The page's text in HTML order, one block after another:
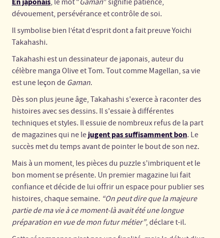
, le mot “Gaman” signifie patience,
dévouement, persévérance et contrôle de soi.
Il symbolise bien l’état d’esprit dont a fait preuve Yoichi
Takahashi.
Takahashi est un dessinateur de japonais, auteur du
célèbre manga Olive et Tom. Tout comme Magellan, sa vie
est une leçon de Gaman.
Dès son plus jeune âge, Takahashi s'exerce à raconter des
histoires avec ses dessins. Il s'essaie à différentes
techniques et styles. Il essuie de nombreux refus de la part
de magazines qui ne le jugent pas suffisamment bon. Le
succès met du temps avant de pointer le bout de son nez.
Mais à un moment, les pièces du puzzle s'imbriquent et le
bon moment se présente. Un premier magazine lui fait
confiance et décide de lui offrir un espace pour publier ses
histoires, chaque semaine. “On peut dire que la majeure
partie de ma vie à ce moment-là avait été une longue
préparation en vue de mon futur métier”, déclare t-il.